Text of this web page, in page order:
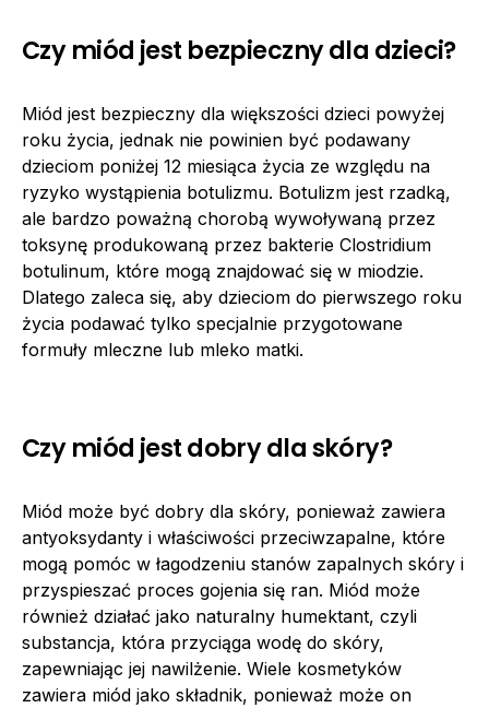
Czy miód jest bezpieczny dla dzieci?
Miód jest bezpieczny dla większości dzieci powyżej
roku życia, jednak nie powinien być podawany
dzieciom poniżej 12 miesiąca życia ze względu na
ryzyko wystąpienia botulizmu. Botulizm jest rzadką,
ale bardzo poważną chorobą wywoływaną przez
toksynę produkowaną przez bakterie Clostridium
botulinum, które mogą znajdować się w miodzie.
Dlatego zaleca się, aby dzieciom do pierwszego roku
życia podawać tylko specjalnie przygotowane
formuły mleczne lub mleko matki.
Czy miód jest dobry dla skóry?
Miód może być dobry dla skóry, ponieważ zawiera
antyoksydanty i właściwości przeciwzapalne, które
mogą pomóc w łagodzeniu stanów zapalnych skóry i
przyspieszać proces gojenia się ran. Miód może
również działać jako naturalny humektant, czyli
substancja, która przyciąga wodę do skóry,
zapewniając jej nawilżenie. Wiele kosmetyków
zawiera miód jako składnik, ponieważ może on